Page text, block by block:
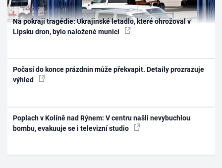
Na pokraji tragédie: Ukrajinské letadlo, které ohrožoval v
Lipsku dron, bylo naložené municí
Počasí do konce prázdnin může překvapit. Detaily prozrazuje
výhled
Poplach v Kolíně nad Rýnem: V centru našli nevybuchlou
bombu, evakuuje se i televizní studio